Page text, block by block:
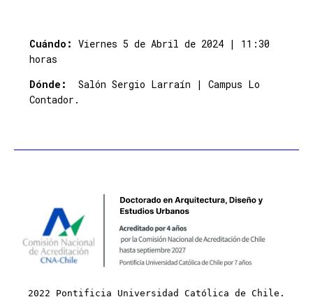
Cuándo: Viernes 5 de Abril de 2024 | 11:30
horas
Dónde:
Salón Sergio Larraín | Campus Lo
Contador.
2022 Pontificia Universidad Católica de Chile.